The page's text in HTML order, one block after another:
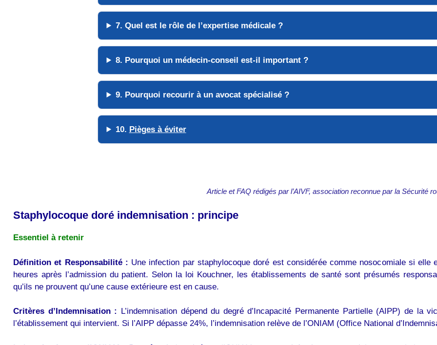
7. Quel est le rôle de l’expertise médicale?
8. Pourquoi un médecin-conseil est-il important ?
9. Pourquoi recourir à un avocat spécialisé?
10. Pièges à éviter
Article et FAQ rédigés par l’AIVF, association reconnue par la Sécurité
Staphylocoque doré indemnisation : principe
Essentiel à retenir
Définition et Responsabilité : Une infection par staphylocoque doré est considérée comme nosocomiale si
heures après l’admission du patient. Selon la loi Kouchner, les établissements de santé sont présumés
qu’ils ne prouvent qu’une cause extérieure est en cause.
Critères d’Indemnisation : L’indemnisation dépend du degré d’Incapacité Permanente Partielle (AIPP) de la
l’établissement qui intervient. Si l’AIPP dépasse 24%, l’indemnisation relève de l’ONIAM (Office National